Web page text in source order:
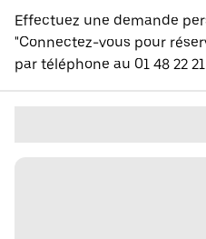
Effectuez une demande
"Connectez-vous pour
par téléphone au 01 48 22